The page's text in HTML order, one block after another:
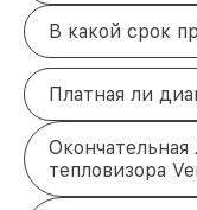
В какой срок
Платная ли
тепловизора